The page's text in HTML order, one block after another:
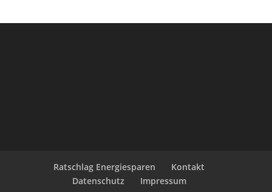
Ratschlag Energiesparen
Kontakt
Datenschutz
Impressum